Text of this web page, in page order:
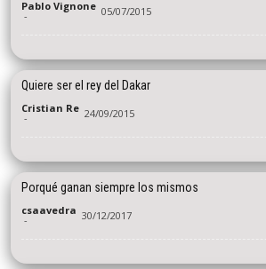
Pablo Vignone
- 05/07/2015
Quiere ser el rey del Dakar
Cristian Re
- 24/09/2015
Porqué ganan siempre los mismos
csaavedra
- 30/12/2017